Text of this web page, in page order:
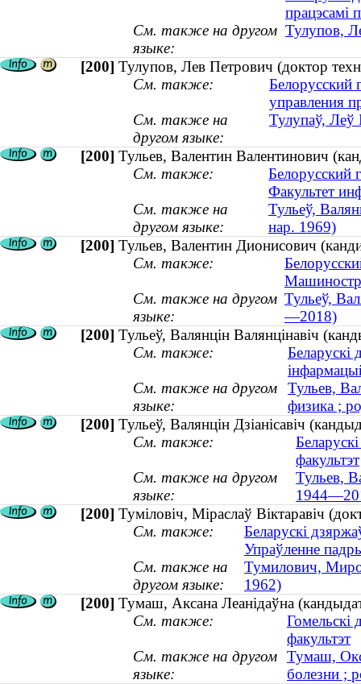
працэсамі
См. также на другом
языке:
Тулупов,
[200] Тулупов, Лев Петрович (доктор
См. также:
Белорусский
управления
См. также на
другом языке:
Тулупаў, Леў
[200] Тульев, Валентин Валентинович
См. также:
Белорусский
Факультет
См. также на
другом языке:
Тульеў,
нар. 1969)
[200] Тульев, Валентин Дионисович
См. также:
См. также на другом
языке:
Тульеў,
—2018)
[200] Тульеў, Валянцін Валянцінавіч
См. также:
Беларускі
См. также на другом
языке:
Тульев,
физика ;
[200] Тульеў, Валянцін Дзіанісавіч
См. также:
факультэт
См. также на другом
языке:
Тульев,
[200] Туміловіч, Міраслаў Віктаравіч
См. также:
Беларускі
Упраўленне
См. также на
другом языке:
Тумилович,
1962)
[200] Тумаш, Аксана Леанідаўна
См. также:
Гомельскі
факультэт
См. также на другом
языке:
Тумаш,
болезни ;